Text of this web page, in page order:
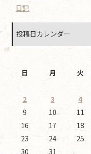
日記
投稿日カレンダー
日
月 火
2
3 4
9
10 11
16
17 18
23
24 25
30
31